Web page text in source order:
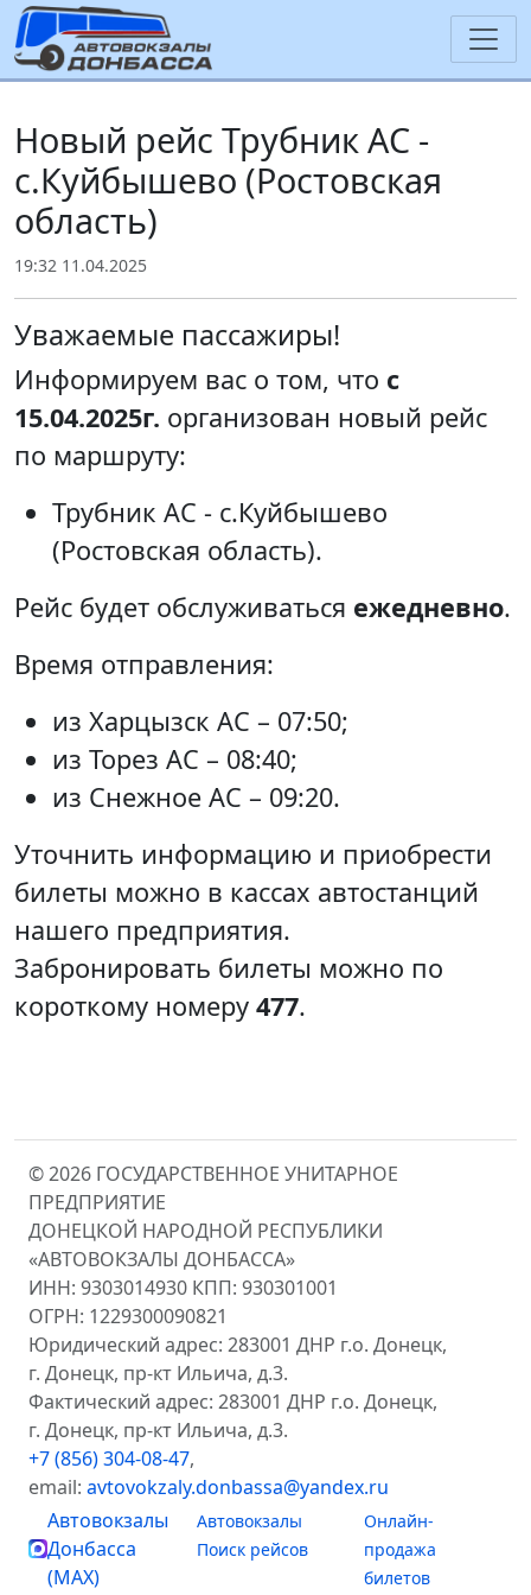
Новый рейс Трубник АС -
с.Куйбышево (Ростовская
область)
19:32 11.04.2025
Уважаемые пассажиры!
Информируем вас о том, что с
15.04.2025г. организован новый рейс
по маршруту:
Трубник АС - с.Куйбышево
(Ростовская область).
Рейс будет обслуживаться ежедневно.
Время отправления:
из Харцызск АС – 07:50;
из Торез АС – 08:40;
из Снежное АС – 09:20.
Уточнить информацию и приобрести
билеты можно в кассах автостанций
нашего предприятия.
Забронировать билеты можно по
короткому номеру 477.
© 2026 ГОСУДАРСТВЕННОЕ УНИТАРНОЕ
ПРЕДПРИЯТИЕ
ДОНЕЦКОЙ НАРОДНОЙ РЕСПУБЛИКИ
«АВТОВОКЗАЛЫ ДОНБАССА»
ИНН: 9303014930 КПП: 930301001
ОГРН: 1229300090821
Юридический адрес: 283001 ДНР г.о. Донецк,
г. Донецк, пр-кт Ильича, д.3.
Фактический адрес: 283001 ДНР г.о. Донецк,
г. Донецк, пр-кт Ильича, д.3.
+7 (856) 304-08-47,
email: avtovokzaly.donbassa@yandex.ru
Автовокзалы
Донбасса
(MAX)
Автовокзалы
Поиск рейсов
Онлайн-
продажа
билетов